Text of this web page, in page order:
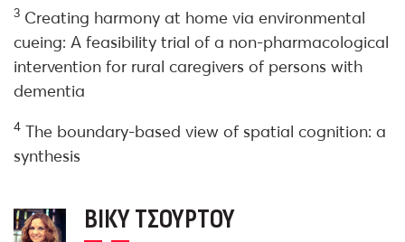
3 Creating harmony at home via environmental
cueing: A feasibility trial of a non-pharmacological
intervention for rural caregivers of persons with
dementia
4 The boundary-based view of spatial cognition: a
synthesis
ΒΊΚΥ ΤΣΟΎΡΤΟΥ